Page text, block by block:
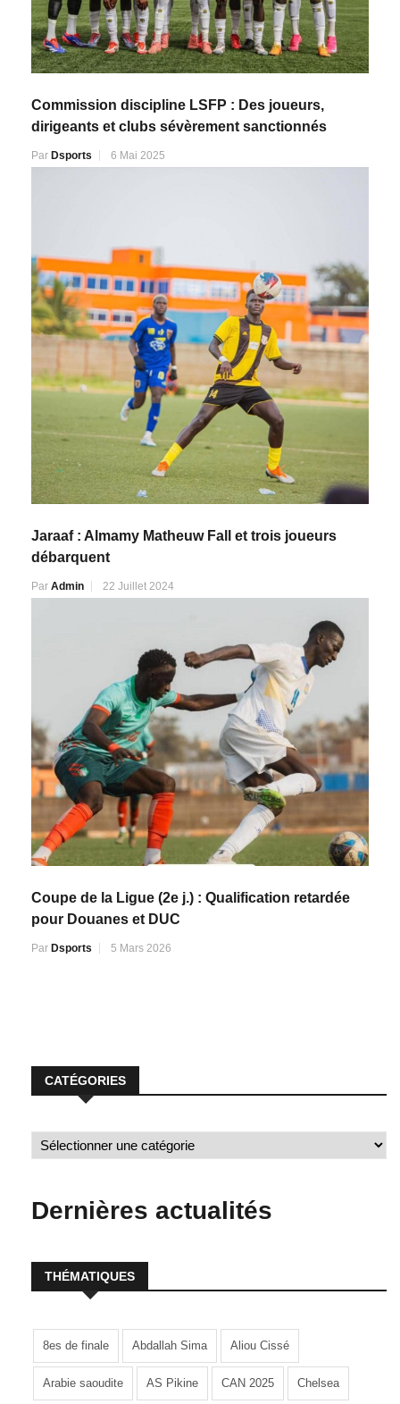
Commission discipline LSFP : Des joueurs,
dirigeants et clubs sévèrement sanctionnés
Par Dsports 6 Mai 2025
Jaraaf : Almamy Matheuw Fall et trois joueurs
débarquent
Par Admin 22 Juillet 2024
Coupe de la Ligue (2e j.) : Qualification retardée
pour Douanes et DUC
Par Dsports 5 Mars 2026
CATÉGORIES
Dernières actualités
THÉMATIQUES
8es de finale Abdallah Sima Aliou Cissé
Arabie saoudite AS Pikine CAN 2025 Chelsea